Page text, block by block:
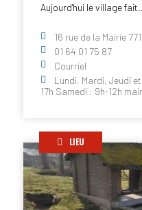
Aujourd'hui le village fait…
16 rue de la Mairie
01 64 01 75 87
Courriel
Lundi, Mardi, Jeudi
17h Samedi : 9h-12h
LIEU